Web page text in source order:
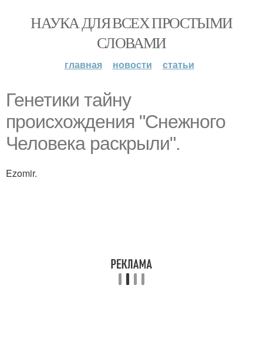
НАУКА ДЛЯ ВСЕХ ПРОСТЫМИ
СЛОВАМИ
главная новости статьи
Генетики тайну
происхождения "Снежного
Человека раскрыли".
Ezomir.